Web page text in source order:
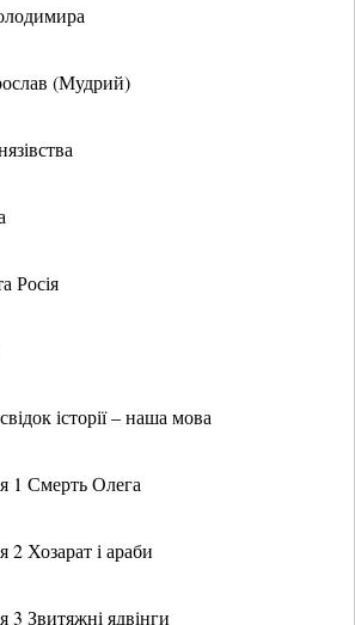
(Мудрий)
Росія
історії – наша мова
1 Смерть Олега
2 Хозарат і араби
3 Звитяжні ядвінги